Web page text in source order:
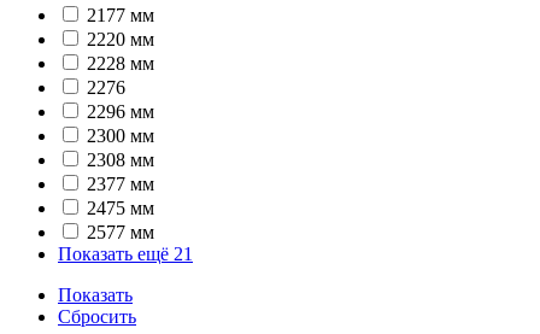
2177 мм
2220 мм
2228 мм
2276
2296 мм
2300 мм
2308 мм
2377 мм
2475 мм
2577 мм
Показать ещё 21
Показать
Сбросить